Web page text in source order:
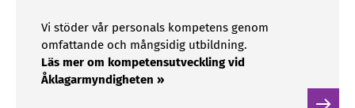
Vi stöder vår personals kompetens genom
omfattande och mångsidig utbildning.
Läs mer om kompetensutveckling vid
Åklagarmyndigheten »